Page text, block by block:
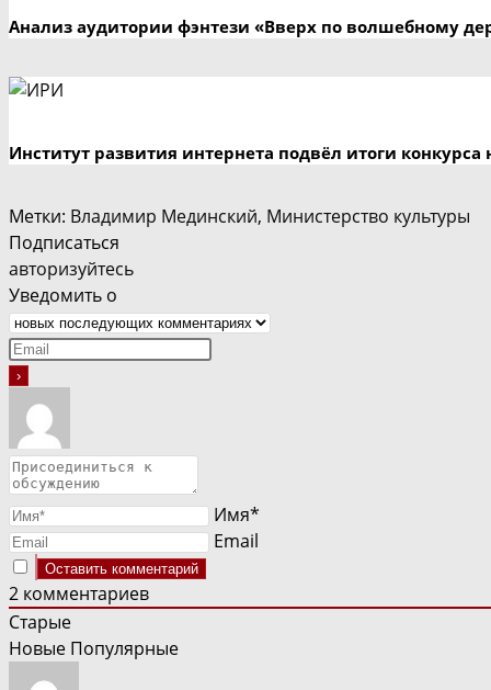
Анализ аудитории фэнтези «Вверх по волшебному
Институт развития интернета подвёл итоги
Метки: Владимир Мединский, Министерство культуры
Подписаться
авторизуйтесь
Уведомить о
Имя*
Email
2 комментариев
Старые
Новые Популярные